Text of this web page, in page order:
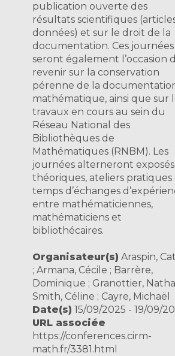
publication ouverte des
résultats scientifiques
données) et sur le droit de la
documentation. Ces journées
seront également l’occasion
revenir sur la conservation
pérenne de la
mathématique, ainsi que sur
travaux en cours au sein du
Réseau National des
Bibliothèques de
Mathématiques (RNBM). Les
journées alterneront exposés
théoriques, ateliers pratiques
temps d’échanges
entre mathématiciennes,
mathématiciens et
bibliothécaires.
Organisateur(s) Araspin,
; Armana, Cécile ; Barrère,
Dominique ; Granottier,
Smith, Céline ; Cayre, Michaël
Date(s) 15/09/2025 - 19/09/
URL associée
https://conferences.cirm-
math.fr/3381.html